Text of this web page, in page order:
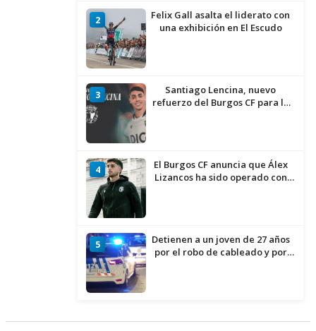
2
Felix Gall asalta el liderato con
una exhibición en El Escudo
3
Santiago Lencina, nuevo
refuerzo del Burgos CF para la
4
El Burgos CF anuncia que Álex
Lizancos ha sido operado con
5
Detienen a un joven de 27 años
por el robo de cableado y por